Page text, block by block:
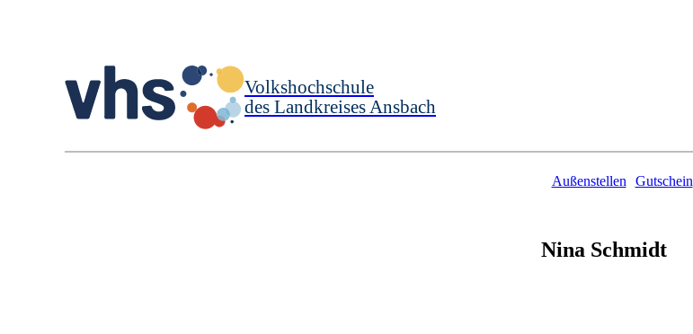
Volkshochschule
des Landkreises Ansbach
Außenstellen Gutschein
Nina Schmidt